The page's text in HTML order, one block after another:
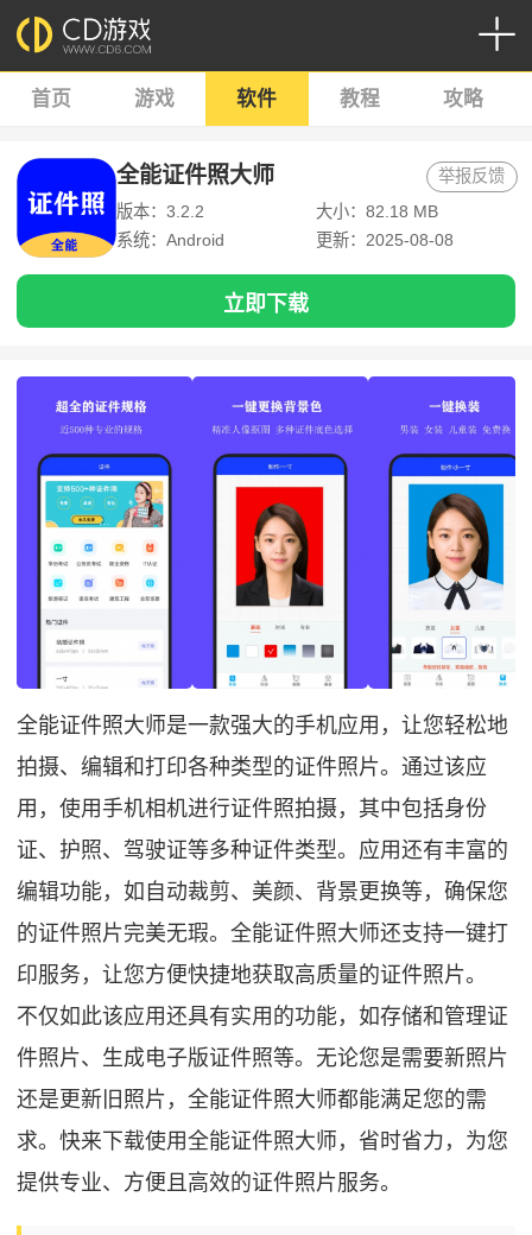
首页 游戏 软件 教程 攻略
全能证件照大师
版本：3.2.2
大小：82.18 MB
系统：Android
更新：2025-08-08
举报反馈
立即下载
全能证件照大师是一款强大的手机应用，让您轻松地
拍摄、编辑和打印各种类型的证件照片。通过该应
用，使用手机相机进行证件照拍摄，其中包括身份
证、护照、驾驶证等多种证件类型。应用还有丰富的
编辑功能，如自动裁剪、美颜、背景更换等，确保您
的证件照片完美无瑕。全能证件照大师还支持一键打
印服务，让您方便快捷地获取高质量的证件照片。
不仅如此该应用还具有实用的功能，如存储和管理证
件照片、生成电子版证件照等。无论您是需要新照片
还是更新旧照片，全能证件照大师都能满足您的需
求。快来下载使用全能证件照大师，省时省力，为您
提供专业、方便且高效的证件照片服务。